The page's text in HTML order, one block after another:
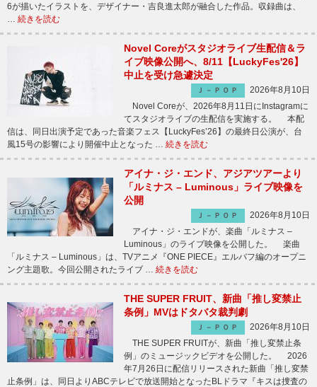
6が描いたイラストを、デザイナー・吉良進太郎が融合した作品。収録曲は、
… 続きを読む
Novel Coreがスタジオライブ生配信＆ラ
イブ映像公開へ、8/11【LuckyFes'26】
中止を受け急遽決定
Ｊ－ＰＯＰ
2026年8月10日
Novel Coreが、2026年8月11日にInstagramに
てスタジオライブの生配信を実施する。 本配
信は、同日出演予定であった音楽フェス【LuckyFes’26】の最終日公演が、台
風15号の影響により開催中止となった … 続きを読む
アイナ・ジ・エンド、アジアツアーより
「ルミナス – Luminous」ライブ映像を
公開
Ｊ－ＰＯＰ
2026年8月10日
アイナ・ジ・エンドが、楽曲「ルミナス –
Luminous」のライブ映像を公開した。 楽曲
「ルミナス – Luminous」は、TVアニメ『ONE PIECE』エルバフ編のオープニ
ング主題歌。今回公開されたライブ … 続きを読む
THE SUPER FRUIT、新曲「推し変禁止
条例」MVはドタバタ裁判劇
Ｊ－ＰＯＰ
2026年8月10日
THE SUPER FRUITが、新曲「推し変禁止条
例」のミュージックビデオを公開した。 2026
年7月26日に配信リリースされた新曲「推し変禁
止条例」は、同日よりABCテレビで放送開始となったBLドラマ『キスは捜査の